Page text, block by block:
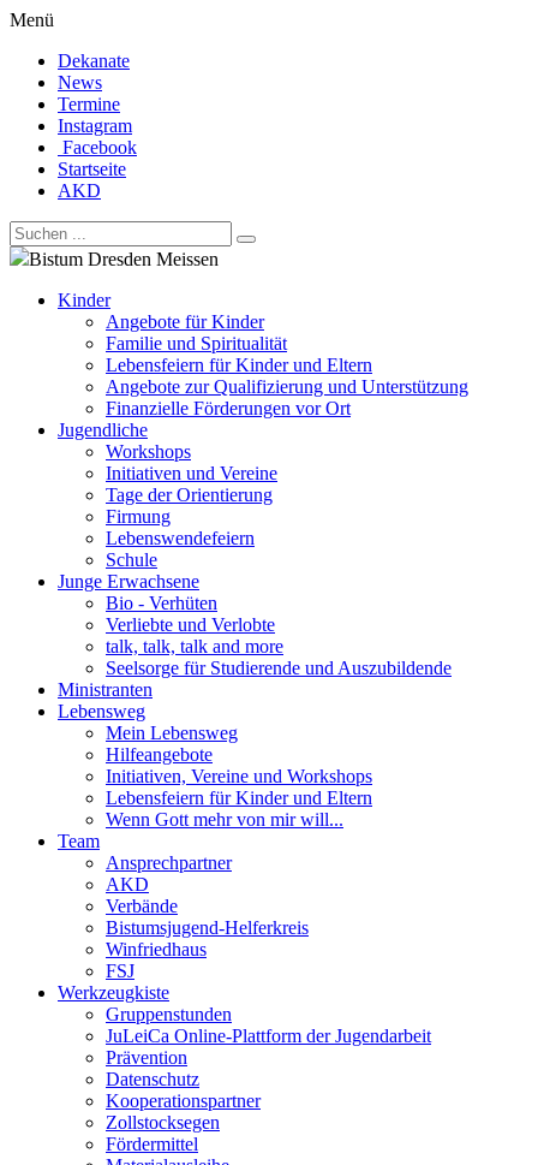
Menü
Dekanate
News
Termine
Instagram
Facebook
Startseite
AKD
Bistum Dresden Meissen
Kinder
Angebote für Kinder
Familie und Spiritualität
Lebensfeiern für Kinder und Eltern
Angebote zur Qualifizierung und Unterstützung
Finanzielle Förderungen vor Ort
Jugendliche
Workshops
Initiativen und Vereine
Tage der Orientierung
Firmung
Lebenswendefeiern
Schule
Junge Erwachsene
Bio - Verhüten
Verliebte und Verlobte
talk, talk, talk and more
Seelsorge für Studierende und Auszubildende
Ministranten
Lebensweg
Mein Lebensweg
Hilfeangebote
Initiativen, Vereine und Workshops
Lebensfeiern für Kinder und Eltern
Wenn Gott mehr von mir will...
Team
Ansprechpartner
AKD
Verbände
Bistumsjugend-Helferkreis
Winfriedhaus
FSJ
Werkzeugkiste
Gruppenstunden
JuLeiCa Online-Plattform der Jugendarbeit
Prävention
Datenschutz
Kooperationspartner
Zollstocksegen
Fördermittel